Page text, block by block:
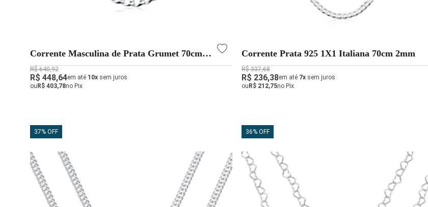
Corrente Masculina de Prata Grumet 70cm
4.5mm
R$ 640,92
R$ 448,64em até 10x sem juros
ou R$ 403,78no Pix
Corrente Prata 925 1X1 Italiana 70cm 2mm
R$ 337,68
R$ 236,38em até 7xsem juros
ou R$ 212,75no Pix
37% OFF 36% OFF